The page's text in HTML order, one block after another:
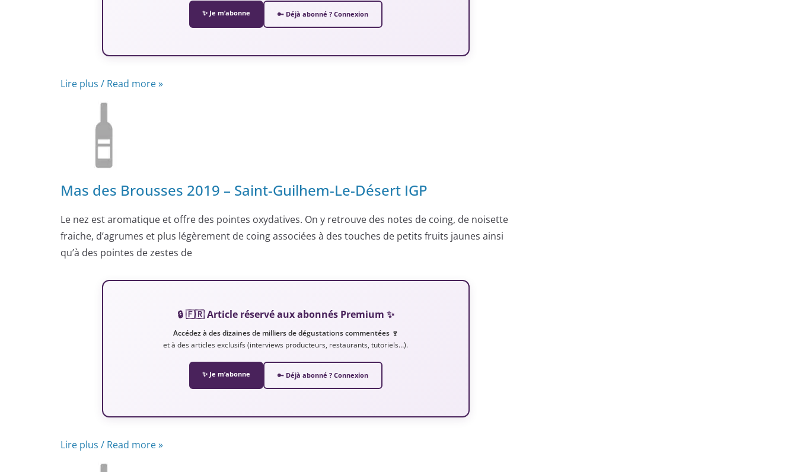
✨ Je m’abonne 🔑 Déjà abonné ? Connexion
Lire plus / Read more »
Mas des Brousses 2019 – Saint-Guilhem-Le-Désert IGP
Le nez est aromatique et offre des pointes oxydatives. On y retrouve des notes de coing, de noisette
fraiche, d’agrumes et plus légèrement de coing associées à des touches de petits fruits jaunes ainsi
qu’à des pointes de zestes de
🔒 🇫🇷 Article réservé aux abonnés Premium ✨
Accédez à des dizaines de milliers de dégustations commentées 🍷
et à des articles exclusifs (interviews producteurs, restaurants, tutoriels…).
✨ Je m’abonne 🔑 Déjà abonné ? Connexion
Lire plus / Read more »